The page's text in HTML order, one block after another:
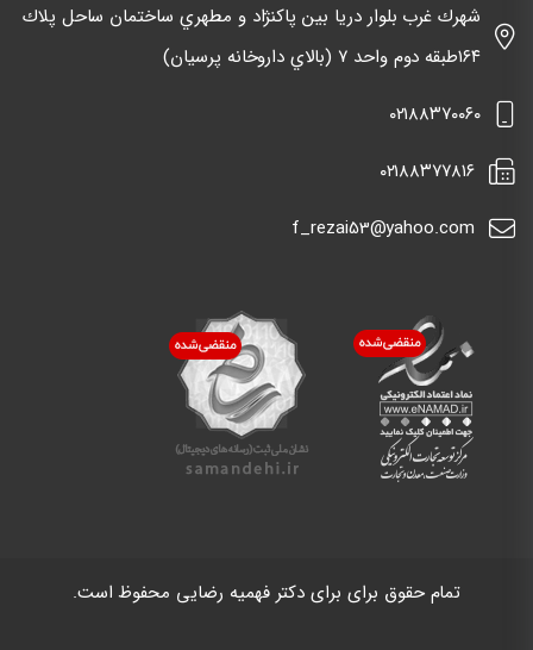
شهرك غرب بلوار دريا بين پاكنژاد و مطهري ساختمان ساحل پلاك
١٦٤طبقه دوم واحد ٧ (بالاي داروخانه پرسيان)
٠٢١٨٨٣٧٠٠٦٠
٠٢١٨٨٣٧٧٨١٦
f_rezai53@yahoo.com
تمام حقوق برای برای دکتر فهمیه رضایی محفوظ است.